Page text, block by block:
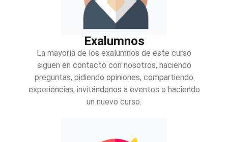
Exalumnos
La mayoría de los exalumnos de este curso
siguen en contacto con nosotros, haciendo
preguntas, pidiendo opiniones, compartiendo
experiencias, invitándonos a eventos o haciendo
un nuevo curso.